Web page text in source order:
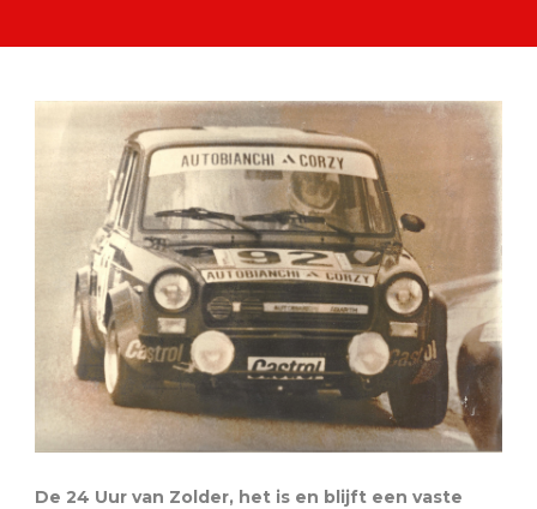
De 24 Uur van Zolder, het is en blijft een vaste